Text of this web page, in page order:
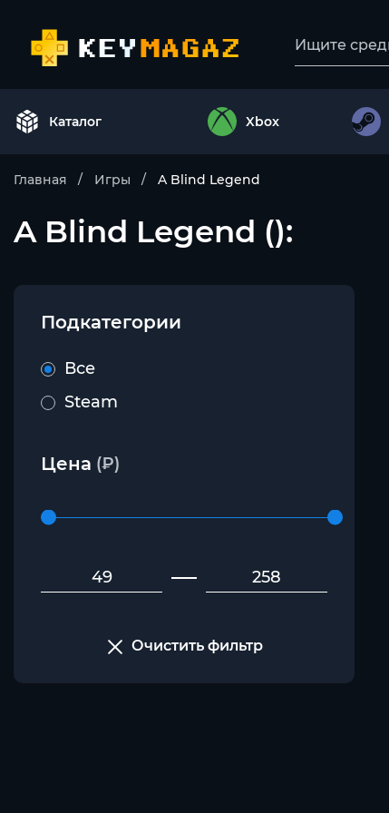
Каталог Xbox
Главная Игры A Blind Legend
A Blind Legend ():
Подкатегории
Все
Steam
Цена (₽)
Очистить фильтр